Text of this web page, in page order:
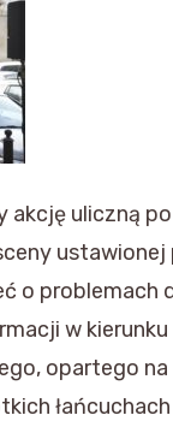
uliczną
o problemach
w
opartego na